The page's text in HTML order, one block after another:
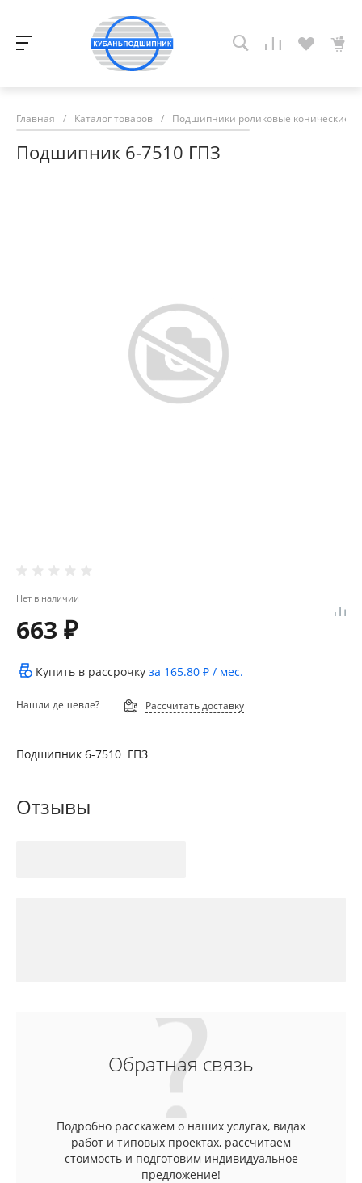
Главная / Каталог товаров / Подшипники роликовые конические
Подшипник 6-7510 ГПЗ
Нет в наличии
663 ₽
Купить в рассрочку за 165.80 ₽ / мес.
Нашли дешевле? Рассчитать доставку
Подшипник 6-7510 ГПЗ
Отзывы
Обратная связь
Подробно расскажем о наших услугах, видах
работ и типовых проектах, рассчитаем
стоимость и подготовим индивидуальное
предложение!